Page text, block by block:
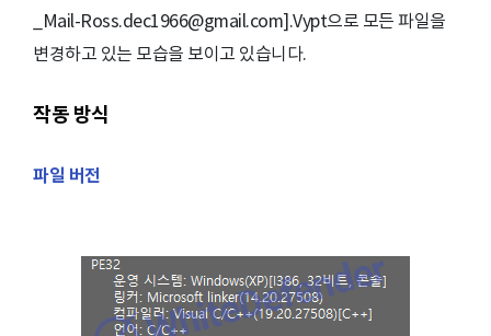
_Mail-Ross.dec1966@gmail.com].Vypt으로 모든 파일을
변경하고 있는 모습을 보이고 있습니다.
작동 방식
파일 버전